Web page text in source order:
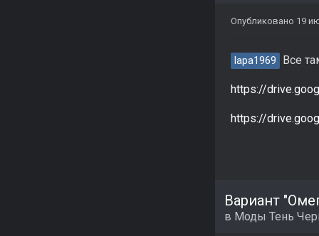
Опубликовано 19
lapa1969 Все
https://
https://
Вариант
в Моды Тень